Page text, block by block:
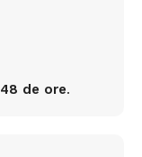
48 de ore.